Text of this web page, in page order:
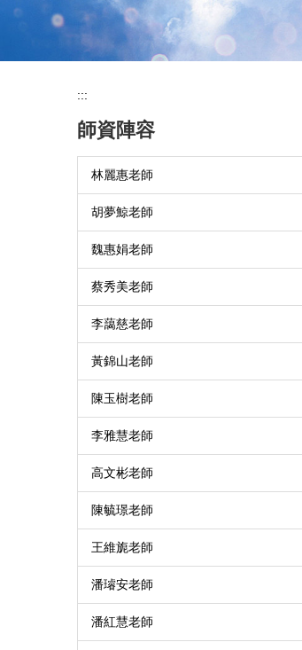
:::
師資陣容
林麗惠老師
胡夢鯨老師
魏惠娟老師
蔡秀美老師
李藹慈老師
黃錦山老師
陳玉樹老師
李雅慧老師
高文彬老師
陳毓璟老師
王維旎老師
潘璿安老師
潘紅慧老師